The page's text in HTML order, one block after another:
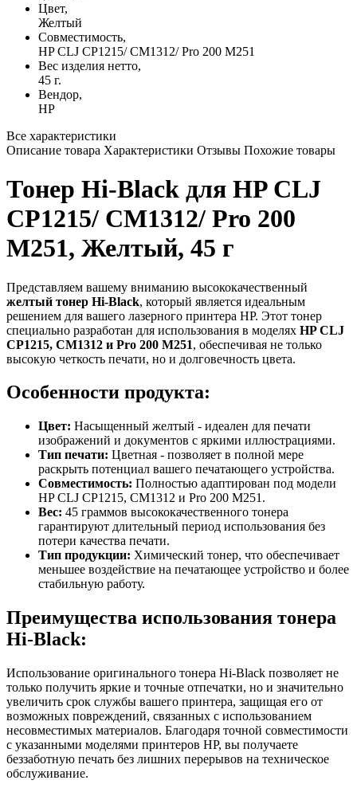
Цвет,
Желтый
Совместимость,
HP CLJ CP1215/ CM1312/ Pro 200 M251
Вес изделия нетто,
45 г.
Вендор,
HP
Все характеристики
Описание товара Характеристики Отзывы Похожие товары
Тонер Hi-Black для HP CLJ
CP1215/ CM1312/ Pro 200
M251, Желтый, 45 г
Представляем вашему вниманию высококачественный
желтый тонер Hi-Black, который является идеальным
решением для вашего лазерного принтера HP. Этот тонер
специально разработан для использования в моделях HP CLJ
CP1215, CM1312 и Pro 200 M251, обеспечивая не только
высокую четкость печати, но и долговечность цвета.
Особенности продукта:
Цвет: Насыщенный желтый - идеален для печати
изображений и документов с яркими иллюстрациями.
Тип печати: Цветная - позволяет в полной мере
раскрыть потенциал вашего печатающего устройства.
Совместимость: Полностью адаптирован под модели
HP CLJ CP1215, CM1312 и Pro 200 M251.
Вес: 45 граммов высококачественного тонера
гарантируют длительный период использования без
потери качества печати.
Тип продукции: Химический тонер, что обеспечивает
меньшее воздействие на печатающее устройство и более
стабильную работу.
Преимущества использования тонера
Hi-Black:
Использование оригинального тонера Hi-Black позволяет не
только получить яркие и точные отпечатки, но и значительно
увеличить срок службы вашего принтера, защищая его от
возможных повреждений, связанных с использованием
несовместимых материалов. Благодаря точной совместимости
с указанными моделями принтеров HP, вы получаете
беззаботную печать без лишних перерывов на техническое
обслуживание.